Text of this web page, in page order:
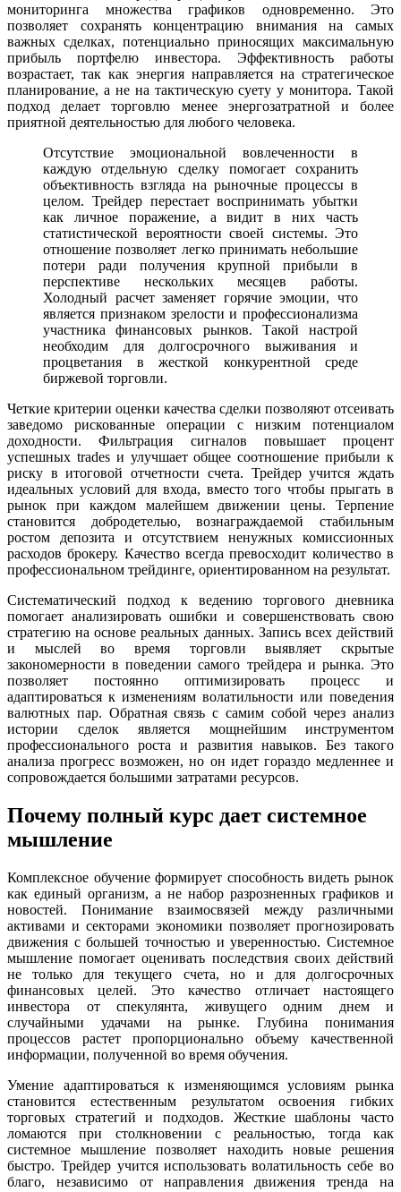
мониторинга множества графиков одновременно. Это
позволяет сохранять концентрацию внимания на самых
важных сделках, потенциально приносящих максимальную
прибыль портфелю инвестора. Эффективность работы
возрастает, так как энергия направляется на стратегическое
планирование, а не на тактическую суету у монитора. Такой
подход делает торговлю менее энергозатратной и более
приятной деятельностью для любого человека.
Отсутствие эмоциональной вовлеченности в
каждую отдельную сделку помогает сохранить
объективность взгляда на рыночные процессы в
целом. Трейдер перестает воспринимать убытки
как личное поражение, а видит в них часть
статистической вероятности своей системы. Это
отношение позволяет легко принимать небольшие
потери ради получения крупной прибыли в
перспективе нескольких месяцев работы.
Холодный расчет заменяет горячие эмоции, что
является признаком зрелости и профессионализма
участника финансовых рынков. Такой настрой
необходим для долгосрочного выживания и
процветания в жесткой конкурентной среде
биржевой торговли.
Четкие критерии оценки качества сделки позволяют отсеивать
заведомо рискованные операции с низким потенциалом
доходности. Фильтрация сигналов повышает процент
успешных trades и улучшает общее соотношение прибыли к
риску в итоговой отчетности счета. Трейдер учится ждать
идеальных условий для входа, вместо того чтобы прыгать в
рынок при каждом малейшем движении цены. Терпение
становится добродетелью, вознаграждаемой стабильным
ростом депозита и отсутствием ненужных комиссионных
расходов брокеру. Качество всегда превосходит количество в
профессиональном трейдинге, ориентированном на результат.
Систематический подход к ведению торгового дневника
помогает анализировать ошибки и совершенствовать свою
стратегию на основе реальных данных. Запись всех действий
и мыслей во время торговли выявляет скрытые
закономерности в поведении самого трейдера и рынка. Это
позволяет постоянно оптимизировать процесс и
адаптироваться к изменениям волатильности или поведения
валютных пар. Обратная связь с самим собой через анализ
истории сделок является мощнейшим инструментом
профессионального роста и развития навыков. Без такого
анализа прогресс возможен, но он идет гораздо медленнее и
сопровождается большими затратами ресурсов.
Почему полный курс дает системное
мышление
Комплексное обучение формирует способность видеть рынок
как единый организм, а не набор разрозненных графиков и
новостей. Понимание взаимосвязей между различными
активами и секторами экономики позволяет прогнозировать
движения с большей точностью и уверенностью. Системное
мышление помогает оценивать последствия своих действий
не только для текущего счета, но и для долгосрочных
финансовых целей. Это качество отличает настоящего
инвестора от спекулянта, живущего одним днем и
случайными удачами на рынке. Глубина понимания
процессов растет пропорционально объему качественной
информации, полученной во время обучения.
Умение адаптироваться к изменяющимся условиям рынка
становится естественным результатом освоения гибких
торговых стратегий и подходов. Жесткие шаблоны часто
ломаются при столкновении с реальностью, тогда как
системное мышление позволяет находить новые решения
быстро. Трейдер учится использовать волатильность себе во
благо, независимо от направления движения тренда на